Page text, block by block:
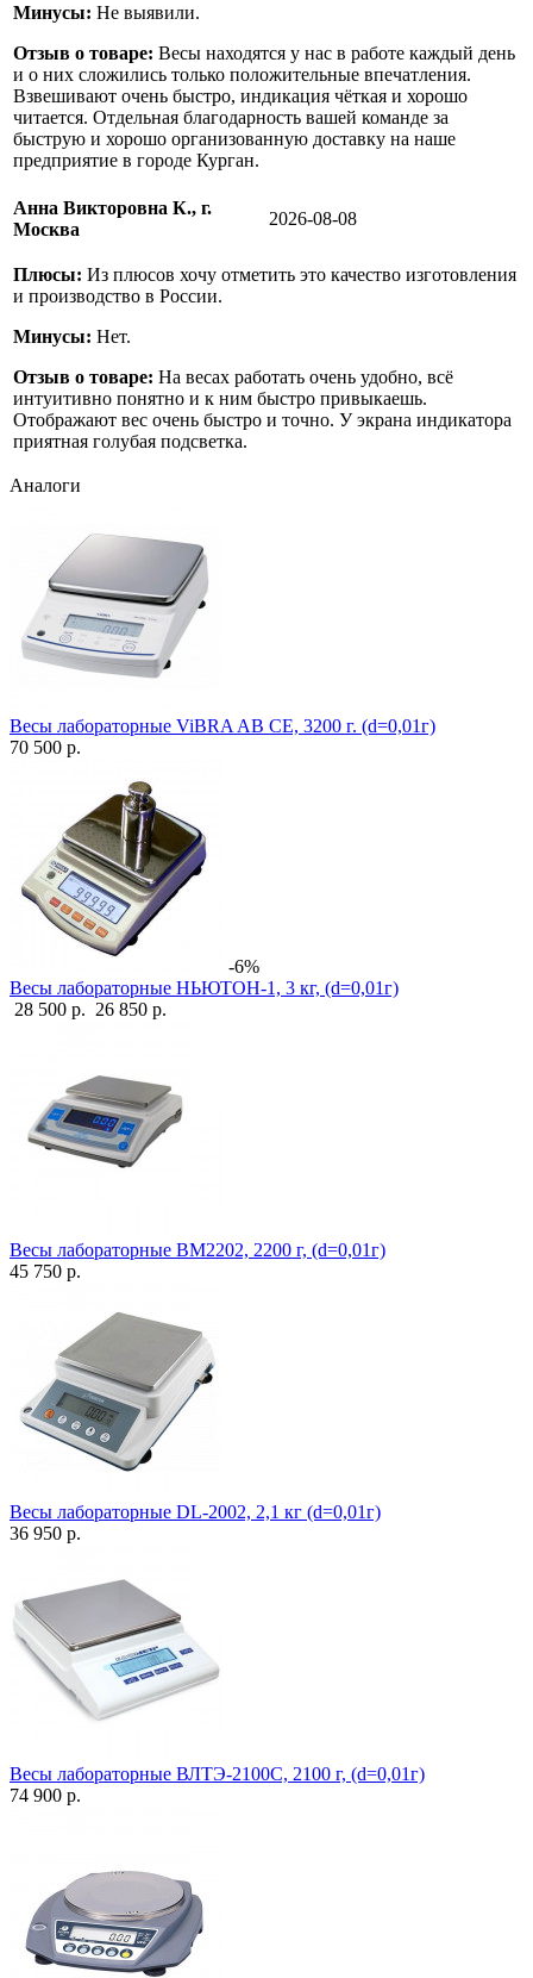
Минусы: Не выявили.
Отзыв о товаре: Весы находятся у нас в работе каждый день
и о них сложились только положительные впечатления.
Взвешивают очень быстро, индикация чёткая и хорошо
читается. Отдельная благодарность вашей команде за
быструю и хорошо организованную доставку на наше
предприятие в городе Курган.
Анна Викторовна К., г.
Москва
2026-08-08
Плюсы: Из плюсов хочу отметить это качество изготовления
и производство в России.
Минусы: Нет.
Отзыв о товаре: На весах работать очень удобно, всё
интуитивно понятно и к ним быстро привыкаешь.
Отображают вес очень быстро и точно. У экрана индикатора
приятная голубая подсветка.
Аналоги
Весы лабораторные ViBRA AB CE, 3200 г. (d=0,01г)
70 500 р.
-6%
Весы лабораторные НЬЮТОН-1, 3 кг, (d=0,01г)
28 500 р. 26 850 р.
Весы лабораторные ВМ2202, 2200 г, (d=0,01г)
45 750 р.
Весы лабораторные DL-2002, 2,1 кг (d=0,01г)
36 950 р.
Весы лабораторные ВЛТЭ-2100С, 2100 г, (d=0,01г)
74 900 р.